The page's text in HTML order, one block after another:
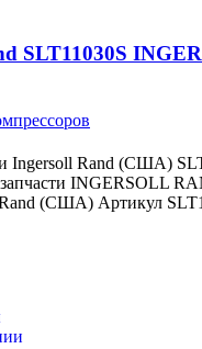
SLT11030S
Ingersoll Rand (США)
INGERSOLL
(США) Артикул